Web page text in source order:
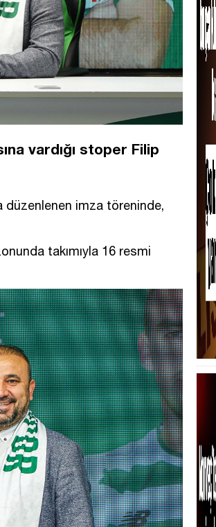
vardığı stoper Filip
düzenlenen imza töreninde,
takımıyla 16 resmi